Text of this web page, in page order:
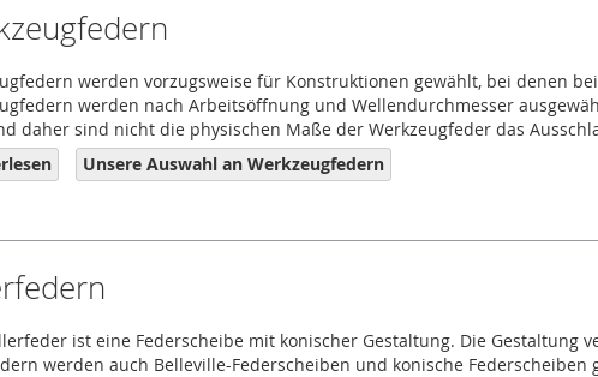
werden vorzugsweise für Konstruktionen gewählt, bei denen
werden nach Arbeitsöffnung und Wellendurchmesser
daher sind nicht die physischen Maße der Werkzeugfeder das
Unsere Auswahl an Werkzeugfedern
ist eine Federscheibe mit konischer Gestaltung. Die Gestaltung
werden auch Belleville-Federscheiben und konische Federscheiben